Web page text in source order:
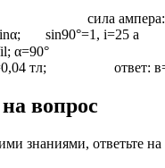
м сила ампера:
il;
тл; ответ:
вопрос
знаниями, ответьте на